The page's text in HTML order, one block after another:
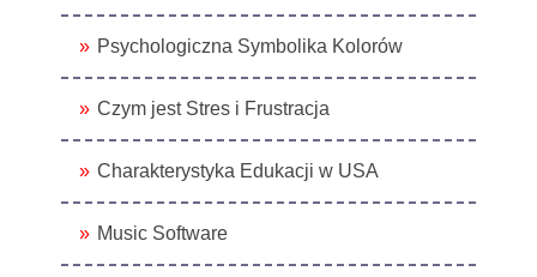
Psychologiczna Symbolika Kolorów
Czym jest Stres i Frustracja
Charakterystyka Edukacji w USA
Music Software